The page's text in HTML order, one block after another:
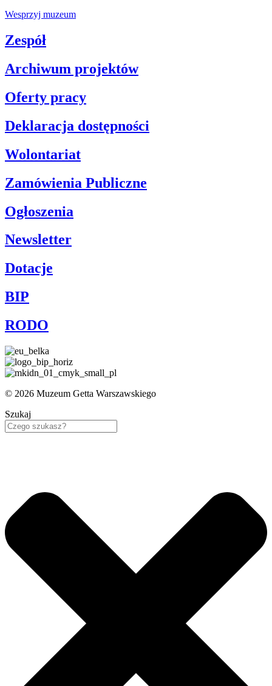
Wesprzyj muzeum
Zespół
Archiwum projektów
Oferty pracy
Deklaracja dostępności
Wolontariat
Zamówienia Publiczne
Ogłoszenia
Newsletter
Dotacje
BIP
RODO
© 2026 Muzeum Getta Warszawskiego
Szukaj